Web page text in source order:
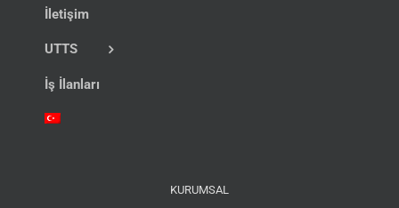
İletişim
UTTS
İş İlanları
KURUMSAL